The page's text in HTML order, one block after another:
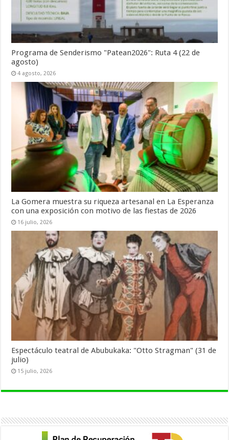
Programa de Senderismo "Patean2026": Ruta 4 (22 de
agosto)
4 agosto, 2026
La Gomera muestra su riqueza artesanal en La Esperanza
con una exposición con motivo de las fiestas de 2026
16 julio, 2026
Espectáculo teatral de Abubukaka: "Otto Stragman" (31 de
julio)
15 julio, 2026